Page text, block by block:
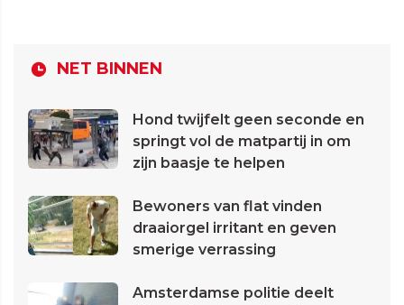
NET BINNEN
Hond twijfelt geen seconde en
springt vol de matpartij in om
zijn baasje te helpen
Bewoners van flat vinden
draaiorgel irritant en geven
smerige verrassing
Amsterdamse politie deelt